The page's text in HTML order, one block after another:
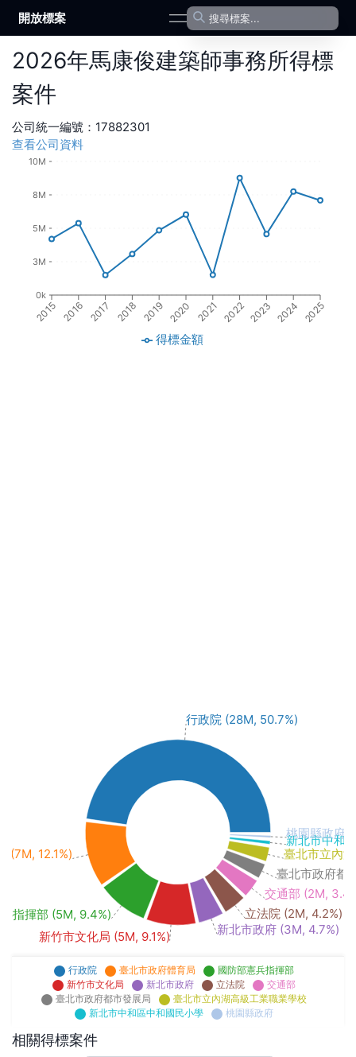
開放標案 open navigation menu
2026年馬康俊建築師事務所得標
案件
公司統一編號： 17882301
查看公司資料
2015 2016 2017 2018 2019 2020 2021 2022 2023 2024 2025
0k
3M
5M
8M
10M
得標金額
行政院 (28M, 50.7%)
(7M, 12.1%)
指揮部 (5M, 9.4%)
新竹市文化局 (5M, 9.1%)
新北市政府 (3M, 4.7%)
立法院 (2M, 4.2%)
交通部 (2M,
臺北市政府都
臺北市立內
新北市中和
桃園縣政府
行政院 臺北市政府體育局
國防部憲兵指揮部
新竹市文化局
新北市政府 立法院
交通部
臺北市政府都市發展局
臺北市立內湖高級工業職業學校
新北市中和區中和國民小學
桃園縣政府
相關得標案件